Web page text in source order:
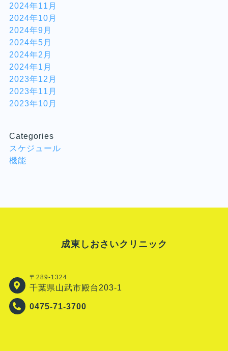
2024年11月
2024年10月
2024年9月
2024年5月
2024年2月
2024年1月
2023年12月
2023年11月
2023年10月
Categories
スケジュール
機能
成東しおさいクリニック
〒289-1324
千葉県山武市殿台203-1
0475-71-3700